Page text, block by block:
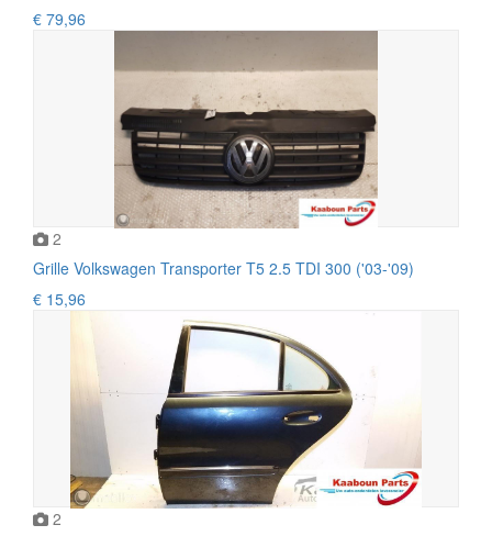
€ 79,96
2
Grille Volkswagen Transporter T5 2.5 TDI 300 ('03-'09)
€ 15,96
2